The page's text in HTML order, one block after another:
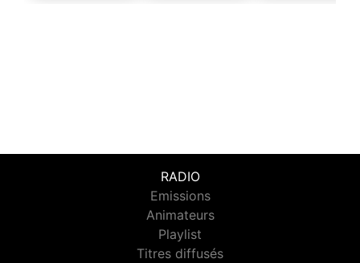
RADIO
Emissions
Animateurs
Playlist
Titres diffusés